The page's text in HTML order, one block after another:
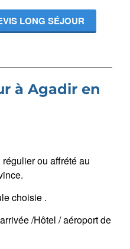
LONG SÉJOUR
à Agadir en
ou affrété au
choisie .
/Hôtel / aéroport de